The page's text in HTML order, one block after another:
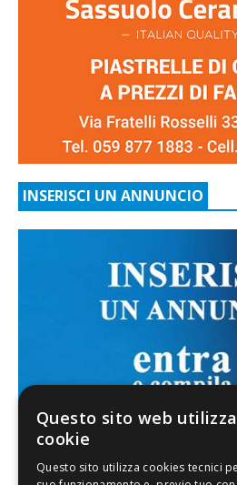
INSERISCI UN ANNUNCIO
Questo sito web utilizza
cookie